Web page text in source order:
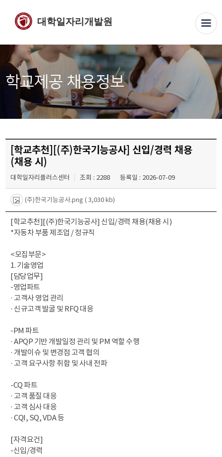
대학일자리개발원
학교제공 채용정보
[학교추천][(주)한국기능공사] 신입/경력 채용
(채용 시)
대학일자리플러스센터 조회 : 2288 등록일 : 2026-07-09
(주)한국기능공사.png( 3,030 kb)
[학교추천][(주)한국기능공사] 신입/경력 채용(채용 시)
*자동차 부품 제조업 / 정규직
<모집부문>
1. 기술영업
[담당업무]
-영업파트
· 고객사 영업 관리
· 신규고객 발굴 및 RFQ 대응
-PM 파트
· APQP 기반 개발일정 관리 및 PM 역할 수행
· 개발이슈 및 변경점 고객 협의
· 고객 요구사항 취합 및 사내 전파
-CQ 파트
· 고객 품질 대응
· 고객 심사 대응
· CQI, SQ, VDA 등
[자격요건]
-신입/경력